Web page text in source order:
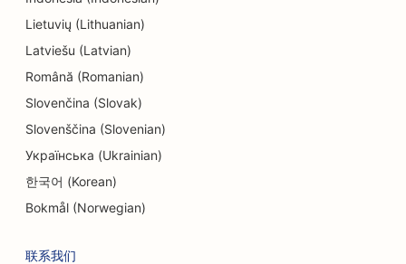
Lietuvių (Lithuanian)
Latviešu (Latvian)
Română (Romanian)
Slovenčina (Slovak)
Slovenščina (Slovenian)
Українська (Ukrainian)
한국어 (Korean)
Bokmål (Norwegian)
联系我们